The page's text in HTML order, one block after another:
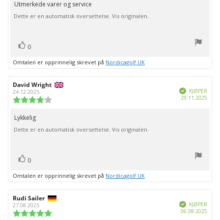
5
mulige
Omtaletekst:
Utmerkede varer og service
Dette er en automatisk oversettelse. Vis originalen.
Liker
0
Omtalen er opprinnelig skrevet på Nordicagolf UK
Forfatter:
David Wright
24.12.2025
mulige
VerifisertKJØPER
29.11.2025
Omtaletekst:
Lykkelig
Dette er en automatisk oversettelse. Vis originalen.
Liker
0
Omtalen er opprinnelig skrevet på Nordicagolf UK
Forfatter:
Rudi Sailer
27.08.2025 VerifisertKJØPER
06.08.2025